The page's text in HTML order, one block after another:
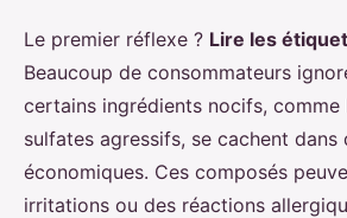
Le premier réflexe ? Lire les
Beaucoup de consommateurs
certains ingrédients nocifs, comme
sulfates agressifs, se cachent dans
économiques. Ces composés
irritations ou des réactions